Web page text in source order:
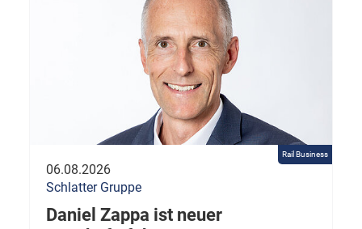
Rail Business
06.08.2026
Schlatter Gruppe
Daniel Zappa ist neuer